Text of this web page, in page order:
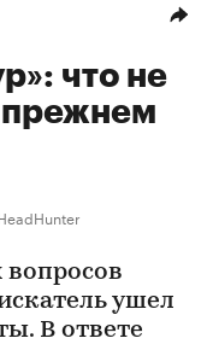
что не
прежнем
ушел
В ответе